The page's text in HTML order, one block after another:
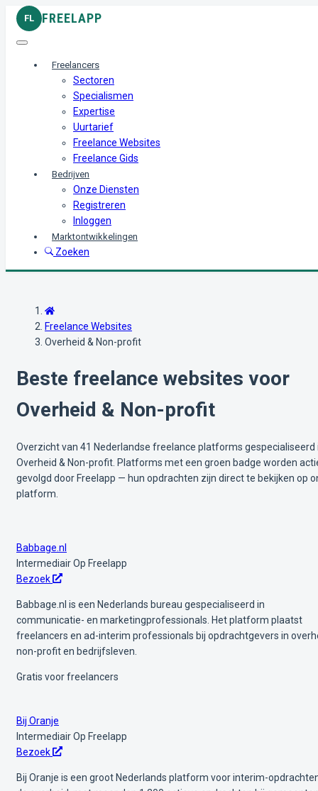
FL FREELAPP
Freelancers
Sectoren
Specialismen
Expertise
Uurtarief
Freelance Websites
Freelance Gids
Bedrijven
Onze Diensten
Registreren
Inloggen
Marktontwikkelingen
Zoeken
Freelance Websites
Overheid & Non-profit
Beste freelance websites voor
Overheid & Non-profit
Overzicht van 41 Nederlandse freelance platforms gespecialiseerd
Overheid & Non-profit. Platforms met een groen badge worden
gevolgd door Freelapp — hun opdrachten zijn direct te bekijken op
platform.
Babbage.nl
IntermediairOp Freelapp
Bezoek
Babbage.nl is een Nederlands bureau gespecialiseerd in
communicatie- en marketingprofessionals. Het platform plaatst
freelancers en ad-interim professionals bij opdrachtgevers in
non-profit en bedrijfsleven.
Gratis voor freelancers
Bij Oranje
IntermediairOp Freelapp
Bezoek
Bij Oranje is een groot Nederlands platform voor interim-